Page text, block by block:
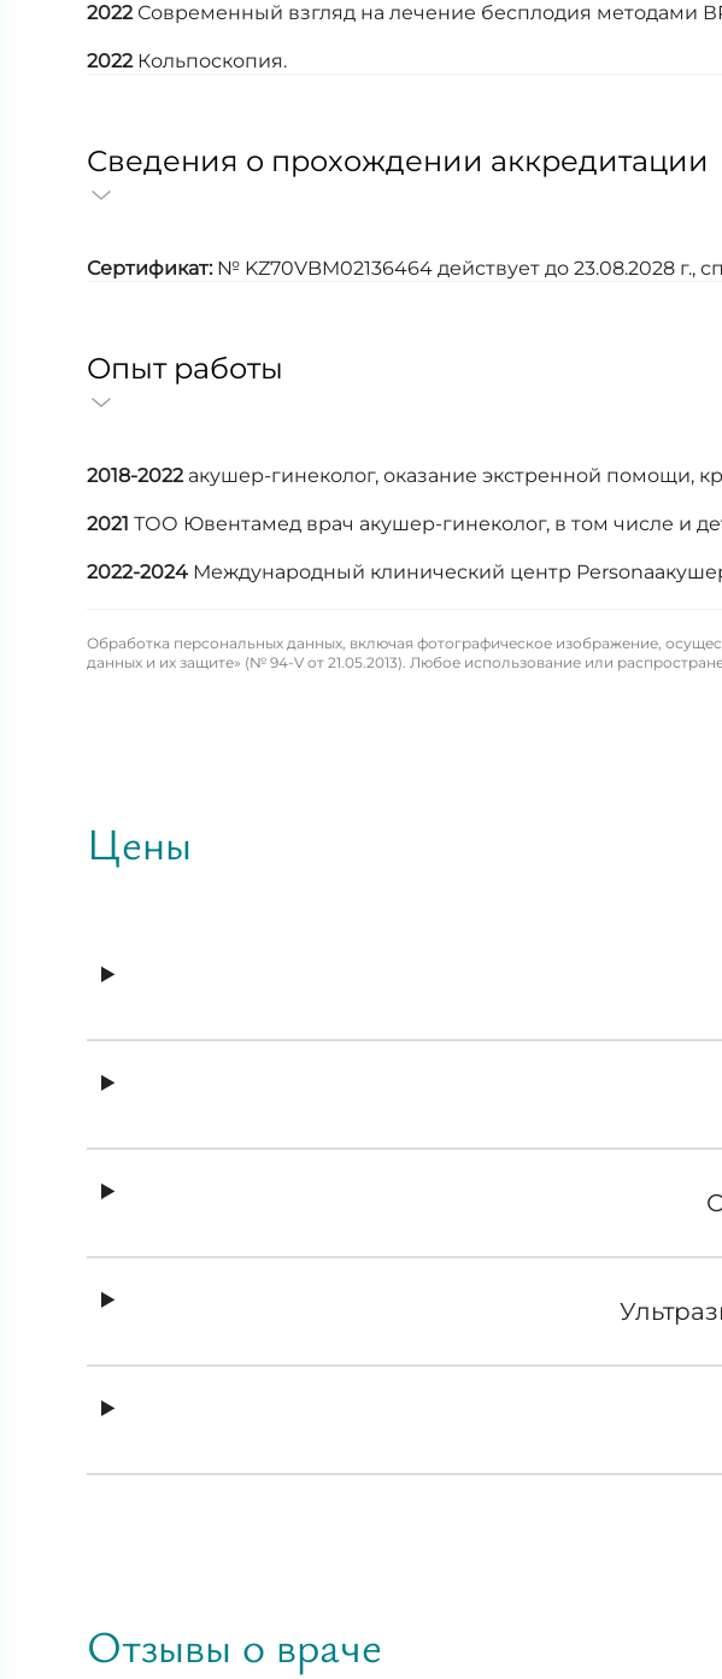
2022Современный взгляд на лечение бесплодия методами
2022Кольпоскопия.
Сведения о прохождении аккредитации
Сертификат:№ KZ70VBM02136464 действует до 23.08.2028 г.,
Опыт работы
2018-2022акушер-гинеколог, оказание экстренной помощи,
2021 ТОО Ювентамед врач акушер-гинеколог, в том числе и
2022-2024 Международный клинический центр
Обработка персональных данных, включая фотографическое изображение,
данных и их защите» (№ 94-V от 21.05.2013). Любое использование или
Цены
Отзывы о враче